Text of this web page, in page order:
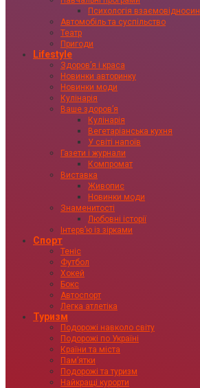
Психологія взаємовідносин
Автомобіль та суспільство
Театр
Пригоди
Lifestyle
Здоровʼя і краса
Новинки авторинку
Новинки моди
Кулінарія
Ваше здоровʼя
Кулінарія
Вегетаріанська кухня
У світі напоїв
Газети і журнали
Компромат
Виставка
Живопис
Новинки моди
Знаменитості
Любовні історії
Інтервʼю із зірками
Спорт
Теніс
Футбол
Хокей
Бокс
Автоспорт
Легка атлетіка
Туризм
Подорожі навколо світу
Подорожі по Україні
Країни та міста
Пам’ятки
Подорожі та туризм
Найкращі курорти